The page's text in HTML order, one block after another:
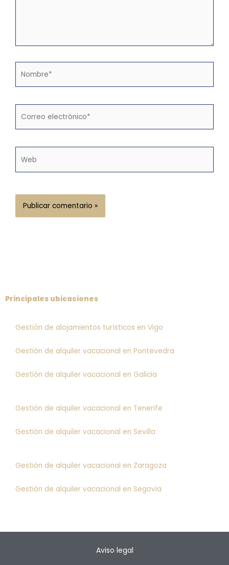
Principales ubicaciones
Gestión de alojamientos turísticos en Vigo
Gestión de alquiler vacacional en Pontevedra
Gestión de alquiler vacacional en Galicia
Gestión de alquiler vacacional en Tenerife
Gestión de alquiler vacacional en Sevilla
Gestión de alquiler vacacional en Zaragoza
Gestión de alquiler vacacional en Segovia
Aviso legal